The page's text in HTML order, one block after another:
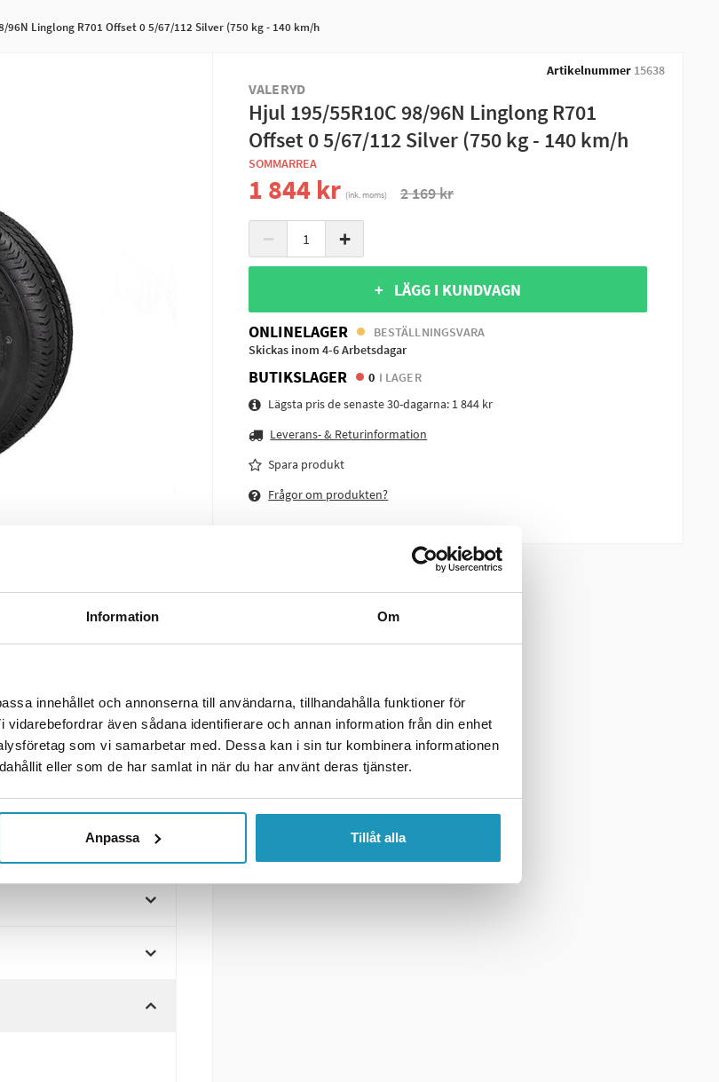
Information Om
innehållet och annonserna till användarna, tillhandahålla funktioner för
även sådana identifierare och annan information från din enhet
som vi samarbetar med. Dessa kan i sin tur kombinera informationen
eller som de har samlat in när du har använt deras tjänster.
Anpassa Tillåt alla
96N Linglong R701 Offset 0 5/67/112 Silver (750 kg - 140 km/h
Artikelnummer 15638
VALERYD
Hjul 195/55R10C 98/96N Linglong R701
Offset 0 5/67/112 Silver (750 kg - 140 km/h
SOMMARREA
1 844 kr (ink. moms) 2 169 kr
− +
+ LÄGG I KUNDVAGN
ONLINELAGER
BESTÄLLNINGSVARA
Skickas inom 4-6 Arbetsdagar
BUTIKSLAGER 0 I LAGER
Lägsta pris de senaste 30-dagarna: 1 844 kr
Leverans- & Returinformation
Spara produkt
Frågor om produkten?